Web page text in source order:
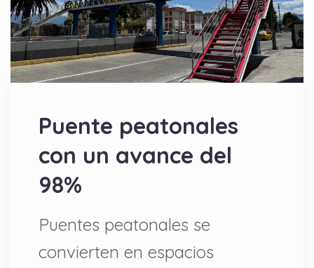
Puente peatonales
con un avance del
98%
Puentes peatonales se
convierten en espacios